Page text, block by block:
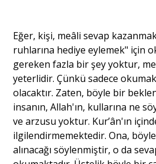
Eğer, kişi, meâli sevap
ruhlarına hediye eylemek" için
gereken fazla bir şey yoktur,
yeterlidir. Çünkü sadece
olacaktır. Zaten, böyle bir
insanın, Allah'ın, kullarına ne
ve arzusu yoktur. Kur’ân'ın
ilgilendirmemektedir. Ona,
alınacağı söylenmiştir, o da